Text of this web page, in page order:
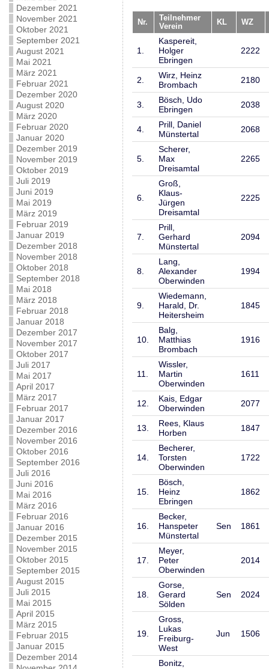
Dezember 2021
November 2021
Oktober 2021
September 2021
August 2021
Mai 2021
März 2021
Februar 2021
Dezember 2020
August 2020
März 2020
Februar 2020
Januar 2020
Dezember 2019
November 2019
Oktober 2019
Juli 2019
Juni 2019
Mai 2019
März 2019
Februar 2019
Januar 2019
Dezember 2018
November 2018
Oktober 2018
September 2018
Mai 2018
März 2018
Februar 2018
Januar 2018
Dezember 2017
November 2017
Oktober 2017
Juli 2017
Mai 2017
April 2017
März 2017
Februar 2017
Januar 2017
Dezember 2016
November 2016
Oktober 2016
September 2016
Juli 2016
Juni 2016
Mai 2016
März 2016
Februar 2016
Januar 2016
Dezember 2015
November 2015
Oktober 2015
September 2015
August 2015
Juli 2015
Mai 2015
April 2015
März 2015
Februar 2015
Januar 2015
Dezember 2014
Nr.
Teilnehmer
Verein
KL WZ
1.
Kaspereit,
Holger
Ebringen
2222
2.
Wirz, Heinz
Brombach
2180
3.
Bösch, Udo
Ebringen
2038
4.
Prill, Daniel
Münstertal
2068
5.
Scherer,
Max
Dreisamtal
2265
6.
Groß,
Klaus-
Jürgen
Dreisamtal
2225
7.
Prill,
Gerhard
Münstertal
2094
8.
Lang,
Alexander
Oberwinden
1994
9.
Wiedemann,
Harald, Dr.
Heitersheim
1845
10.
Balg,
Matthias
Brombach
1916
11.
Wissler,
Martin
Oberwinden
1611
12.
Kais, Edgar
Oberwinden
2077
13.
Rees, Klaus
Horben
1847
14.
Becherer,
Torsten
Oberwinden
1722
15.
Bösch,
Heinz
Ebringen
1862
16.
Becker,
Hanspeter
Münstertal
Sen 1861
17.
Meyer,
Peter
Oberwinden
2014
18.
Gorse,
Gerard
Sölden
Sen 2024
19.
Gross,
Lukas
Freiburg-
West
Jun 1506
Bonitz,